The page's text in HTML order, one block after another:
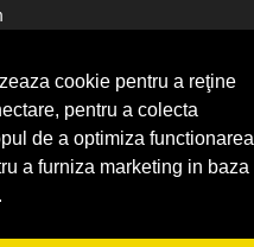
cookie pentru a reţine
pentru a colecta
de a optimiza functionarea
a furniza marketing in baza